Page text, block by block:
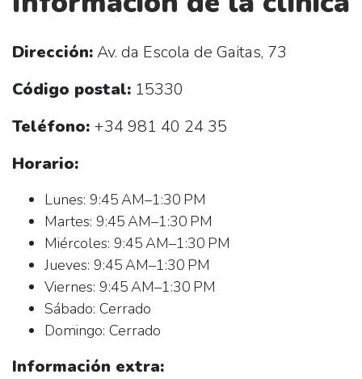
Dirección:Av. da Escola de Gaitas, 73
Código postal: 15330
Teléfono: +34 981 40 24 35
Horario:
Lunes: 9:45 AM–1:30 PM
Martes: 9:45 AM–1:30 PM
Miércoles: 9:45 AM–1:30 PM
Jueves: 9:45 AM–1:30 PM
Viernes: 9:45 AM–1:30 PM
Sábado: Cerrado
Domingo: Cerrado
Información extra: